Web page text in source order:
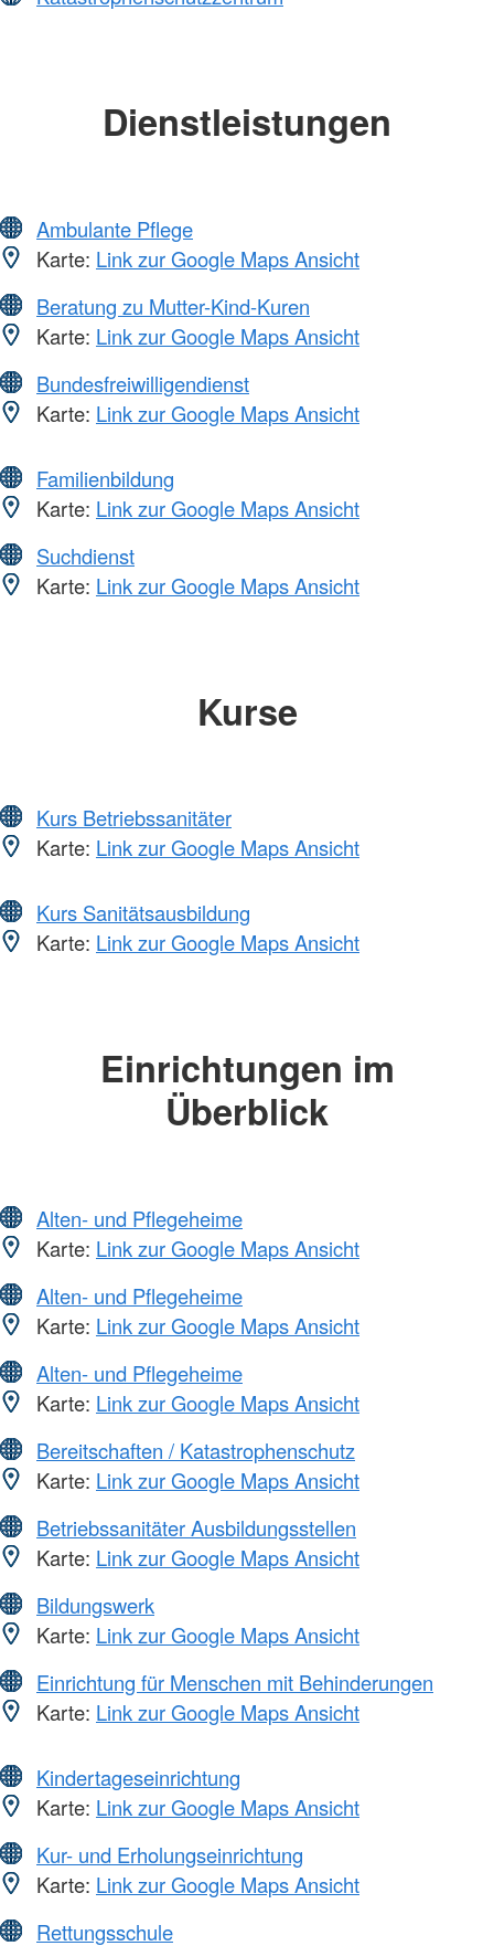
Dienstleistungen
Ambulante Pflege
Karte: Link zur Google Maps Ansicht
Beratung zu Mutter-Kind-Kuren
Karte: Link zur Google Maps Ansicht
Bundesfreiwilligendienst
Karte: Link zur Google Maps Ansicht
Familienbildung
Karte: Link zur Google Maps Ansicht
Suchdienst
Karte: Link zur Google Maps Ansicht
Kurse
Kurs Betriebssanitäter
Karte: Link zur Google Maps Ansicht
Kurs Sanitätsausbildung
Karte: Link zur Google Maps Ansicht
Einrichtungen im
Überblick
Alten- und Pflegeheime
Karte: Link zur Google Maps Ansicht
Alten- und Pflegeheime
Karte: Link zur Google Maps Ansicht
Alten- und Pflegeheime
Karte: Link zur Google Maps Ansicht
Bereitschaften / Katastrophenschutz
Karte: Link zur Google Maps Ansicht
Betriebssanitäter Ausbildungsstellen
Karte: Link zur Google Maps Ansicht
Bildungswerk
Karte: Link zur Google Maps Ansicht
Einrichtung für Menschen mit Behinderungen
Karte: Link zur Google Maps Ansicht
Kindertageseinrichtung
Karte: Link zur Google Maps Ansicht
Kur- und Erholungseinrichtung
Karte: Link zur Google Maps Ansicht
Rettungsschule